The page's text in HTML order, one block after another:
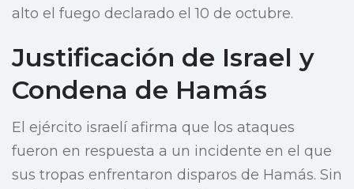
alto el fuego declarado el 10 de octubre.
Justificación de Israel y
Condena de Hamás
El ejército israelí afirma que los ataques
fueron en respuesta a un incidente en el que
sus tropas enfrentaron disparos de Hamás. Sin